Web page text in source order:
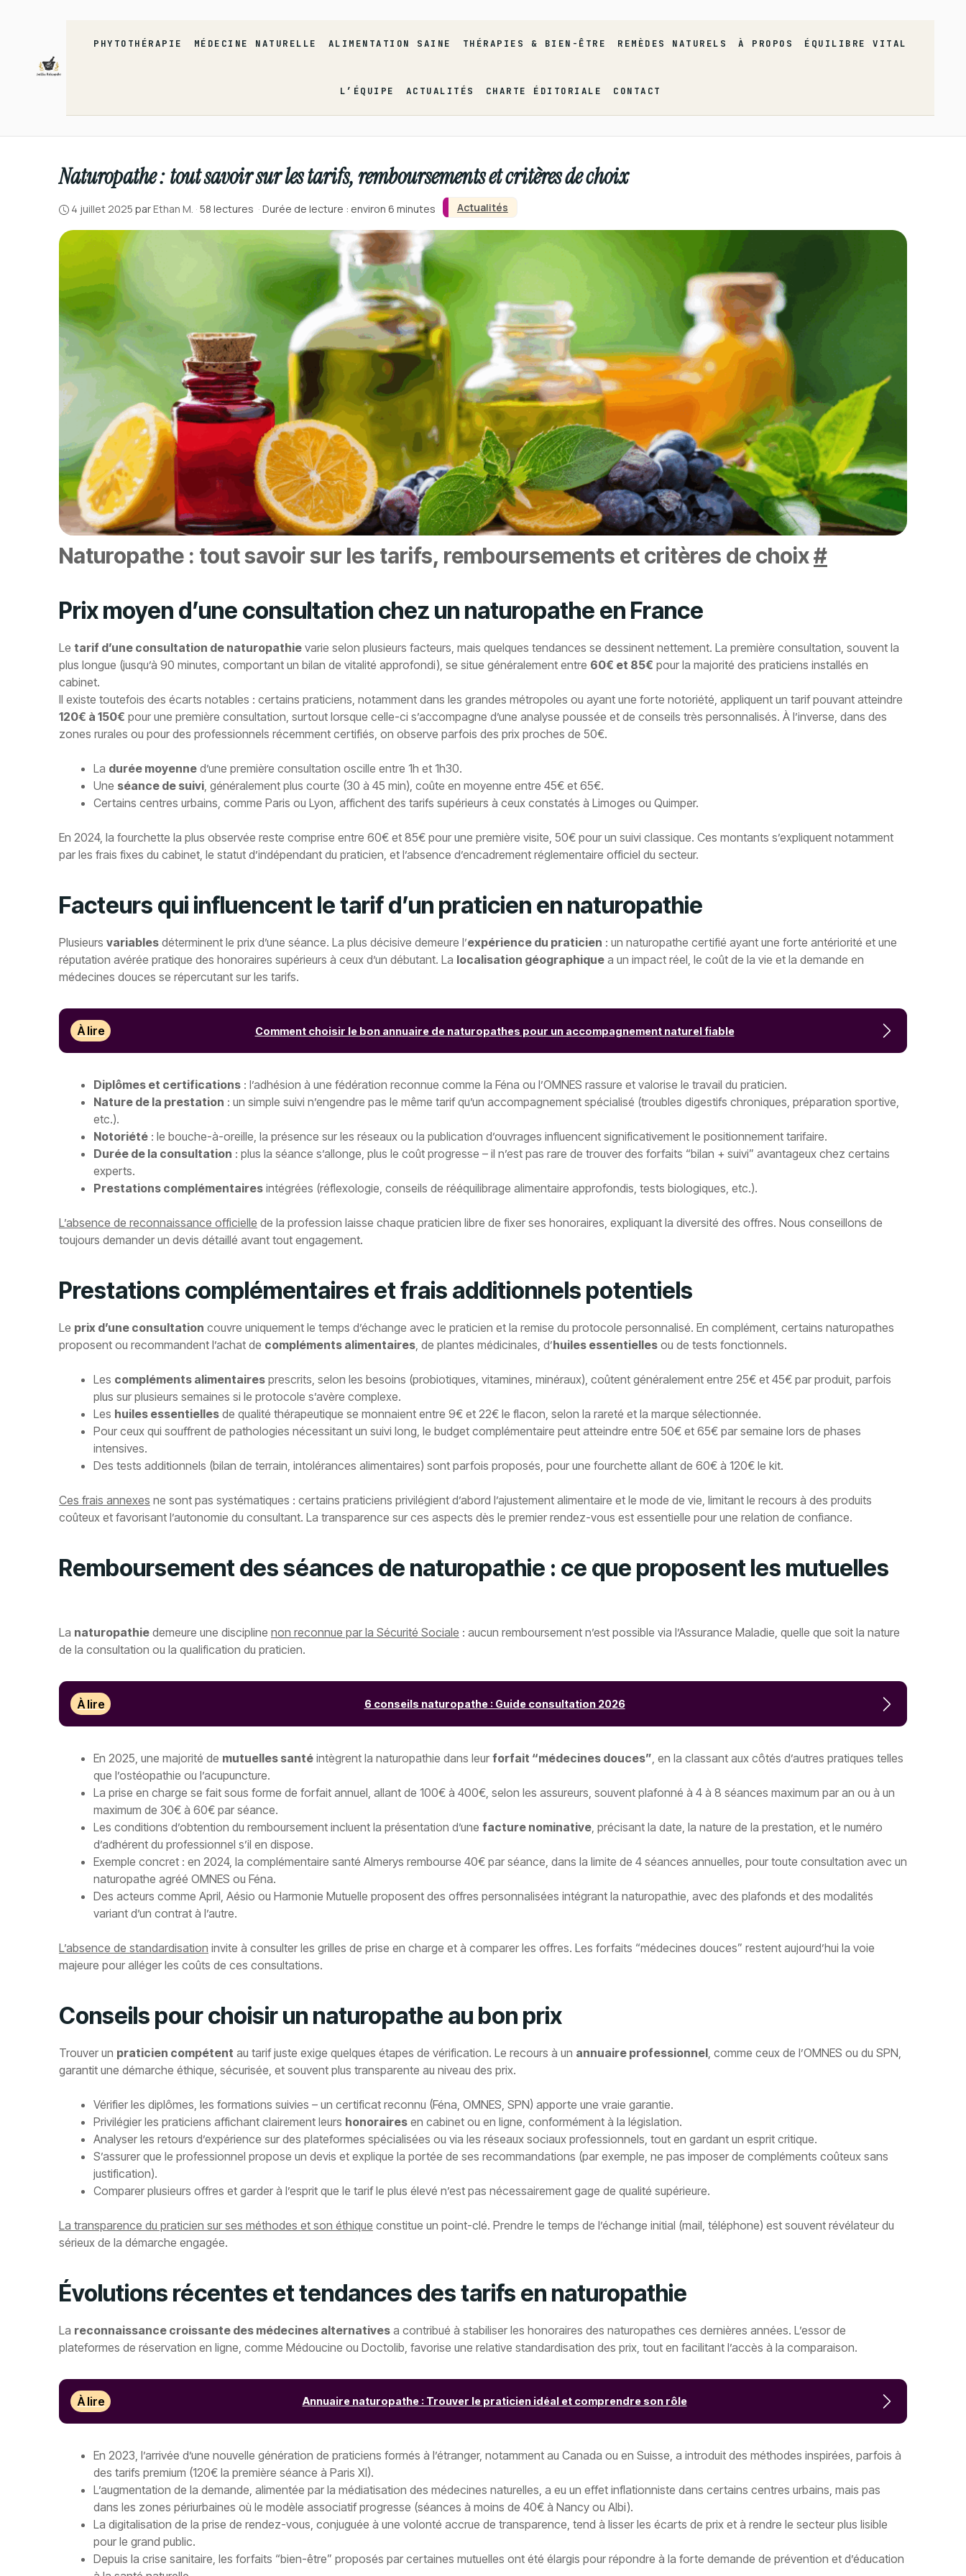
PHYTOTHÉRAPIE MÉDECINE NATURELLE ALIMENTATION SAINE THÉRAPIES & BIEN-ÊTRE REMÈDES NATURELS À PROPOS ÉQUILIBRE VITAL
L’ÉQUIPE ACTUALITÉS CHARTE ÉDITORIALE CONTACT
Actualités
Naturopathe : tout savoir sur les tarifs, remboursements et critères de choix
4 juillet 2025 par Ethan M. · 58 lectures · Durée de lecture : environ 6 minutes
Naturopathe : tout savoir sur les tarifs, remboursements et critères de choix#
Prix moyen d’une consultation chez un naturopathe en France
Le tarif d’une consultation de naturopathie varie selon plusieurs facteurs, mais quelques tendances se dessinent nettement. La première consultation, souvent la
plus longue (jusqu’à 90 minutes, comportant un bilan de vitalité approfondi), se situe généralement entre 60€ et 85€ pour la majorité des praticiens installés en
cabinet.
Il existe toutefois des écarts notables : certains praticiens, notamment dans les grandes métropoles ou ayant une forte notoriété, appliquent un tarif pouvant atteindre
120€ à 150€ pour une première consultation, surtout lorsque celle-ci s’accompagne d’une analyse poussée et de conseils très personnalisés. À l’inverse, dans des
zones rurales ou pour des professionnels récemment certifiés, on observe parfois des prix proches de 50€.
La durée moyenne d’une première consultation oscille entre 1h et 1h30.
Une séance de suivi, généralement plus courte (30 à 45 min), coûte en moyenne entre 45€ et 65€.
Certains centres urbains, comme Paris ou Lyon, affichent des tarifs supérieurs à ceux constatés à Limoges ou Quimper.
En 2024, la fourchette la plus observée reste comprise entre 60€ et 85€ pour une première visite, 50€ pour un suivi classique. Ces montants s’expliquent notamment
par les frais fixes du cabinet, le statut d’indépendant du praticien, et l’absence d’encadrement réglementaire officiel du secteur.
Facteurs qui influencent le tarif d’un praticien en naturopathie
Plusieurs variables déterminent le prix d’une séance. La plus décisive demeure l’expérience du praticien : un naturopathe certifié ayant une forte antériorité et une
réputation avérée pratique des honoraires supérieurs à ceux d’un débutant. La localisation géographique a un impact réel, le coût de la vie et la demande en
médecines douces se répercutant sur les tarifs.
À lire Comment choisir le bon annuaire de naturopathes pour un accompagnement naturel fiable
Diplômes et certifications : l’adhésion à une fédération reconnue comme la Féna ou l’OMNES rassure et valorise le travail du praticien.
Nature de la prestation : un simple suivi n’engendre pas le même tarif qu’un accompagnement spécialisé (troubles digestifs chroniques, préparation sportive,
etc.).
Notoriété : le bouche-à-oreille, la présence sur les réseaux ou la publication d’ouvrages influencent significativement le positionnement tarifaire.
Durée de la consultation : plus la séance s’allonge, plus le coût progresse – il n’est pas rare de trouver des forfaits “bilan + suivi” avantageux chez certains
experts.
Prestations complémentaires intégrées (réflexologie, conseils de rééquilibrage alimentaire approfondis, tests biologiques, etc.).
L’absence de reconnaissance officielle de la profession laisse chaque praticien libre de fixer ses honoraires, expliquant la diversité des offres. Nous conseillons de
toujours demander un devis détaillé avant tout engagement.
Prestations complémentaires et frais additionnels potentiels
Le prix d’une consultation couvre uniquement le temps d’échange avec le praticien et la remise du protocole personnalisé. En complément, certains naturopathes
proposent ou recommandent l’achat de compléments alimentaires, de plantes médicinales, d’huiles essentielles ou de tests fonctionnels.
Les compléments alimentaires prescrits, selon les besoins (probiotiques, vitamines, minéraux), coûtent généralement entre 25€ et 45€ par produit, parfois
plus sur plusieurs semaines si le protocole s’avère complexe.
Les huiles essentielles de qualité thérapeutique se monnaient entre 9€ et 22€ le flacon, selon la rareté et la marque sélectionnée.
Pour ceux qui souffrent de pathologies nécessitant un suivi long, le budget complémentaire peut atteindre entre 50€ et 65€ par semaine lors de phases
intensives.
Des tests additionnels (bilan de terrain, intolérances alimentaires) sont parfois proposés, pour une fourchette allant de 60€ à 120€ le kit.
Ces frais annexes ne sont pas systématiques : certains praticiens privilégient d’abord l’ajustement alimentaire et le mode de vie, limitant le recours à des produits
coûteux et favorisant l’autonomie du consultant. La transparence sur ces aspects dès le premier rendez-vous est essentielle pour une relation de confiance.
Remboursement des séances de naturopathie : ce que proposent les mutuelles
La naturopathie demeure une discipline non reconnue par la Sécurité Sociale : aucun remboursement n’est possible via l’Assurance Maladie, quelle que soit la nature
de la consultation ou la qualification du praticien.
À lire 6 conseils naturopathe : Guide consultation 2026
En 2025, une majorité de mutuelles santé intègrent la naturopathie dans leur forfait “médecines douces” , en la classant aux côtés d’autres pratiques telles
que l’ostéopathie ou l’acupuncture.
La prise en charge se fait sous forme de forfait annuel, allant de 100€ à 400€, selon les assureurs, souvent plafonné à 4 à 8 séances maximum par an ou à un
maximum de 30€ à 60€ par séance.
Les conditions d’obtention du remboursement incluent la présentation d’une facture nominative , précisant la date, la nature de la prestation, et le numéro
d’adhérent du professionnel s’il en dispose.
Exemple concret : en 2024, la complémentaire santé Almerys rembourse 40€ par séance, dans la limite de 4 séances annuelles, pour toute consultation avec un
naturopathe agréé OMNES ou Féna.
Des acteurs comme April, Aésio ou Harmonie Mutuelle proposent des offres personnalisées intégrant la naturopathie, avec des plafonds et des modalités
variant d’un contrat à l’autre.
L’absence de standardisation invite à consulter les grilles de prise en charge et à comparer les offres. Les forfaits “médecines douces” restent aujourd’hui la voie
majeure pour alléger les coûts de ces consultations.
Conseils pour choisir un naturopathe au bon prix
Trouver un praticien compétent au tarif juste exige quelques étapes de vérification. Le recours à un annuaire professionnel , comme ceux de l’OMNES ou du SPN,
garantit une démarche éthique, sécurisée, et souvent plus transparente au niveau des prix.
Vérifier les diplômes, les formations suivies – un certificat reconnu (Féna, OMNES, SPN) apporte une vraie garantie.
Privilégier les praticiens affichant clairement leurs honoraires en cabinet ou en ligne, conformément à la législation.
Analyser les retours d’expérience sur des plateformes spécialisées ou via les réseaux sociaux professionnels, tout en gardant un esprit critique.
S’assurer que le professionnel propose un devis et explique la portée de ses recommandations (par exemple, ne pas imposer de compléments coûteux sans
justification).
Comparer plusieurs offres et garder à l’esprit que le tarif le plus élevé n’est pas nécessairement gage de qualité supérieure.
La transparence du praticien sur ses méthodes et son éthique constitue un point-clé. Prendre le temps de l’échange initial (mail, téléphone) est souvent révélateur du
sérieux de la démarche engagée.
Évolutions récentes et tendances des tarifs en naturopathie
La reconnaissance croissante des médecines alternatives a contribué à stabiliser les honoraires des naturopathes ces dernières années. L’essor de
plateformes de réservation en ligne, comme Médoucine ou Doctolib, favorise une relative standardisation des prix, tout en facilitant l’accès à la comparaison.
À lire Annuaire naturopathe : Trouver le praticien idéal et comprendre son rôle
En 2023, l’arrivée d’une nouvelle génération de praticiens formés à l’étranger, notamment au Canada ou en Suisse, a introduit des méthodes inspirées, parfois à
des tarifs premium (120€ la première séance à Paris XI).
L’augmentation de la demande, alimentée par la médiatisation des médecines naturelles, a eu un effet inflationniste dans certains centres urbains, mais pas
dans les zones périurbaines où le modèle associatif progresse (séances à moins de 40€ à Nancy ou Albi).
La digitalisation de la prise de rendez-vous, conjuguée à une volonté accrue de transparence, tend à lisser les écarts de prix et à rendre le secteur plus lisible
pour le grand public.
Depuis la crise sanitaire, les forfaits “bien-être” proposés par certaines mutuelles ont été élargis pour répondre à la forte demande de prévention et d’éducation